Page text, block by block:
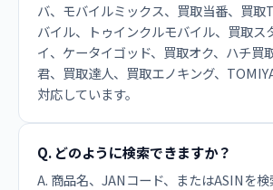
バ、モバイルミックス、買取当番、買取
バイル、トゥインクルモバイル、買取ス
イ、ケータイゴッド、買取オク、ハチ買
君、買取達人、買取エノキング、
対応しています。
Q. どのように検索できますか？
A. 商品名、JANコード、またはASINを